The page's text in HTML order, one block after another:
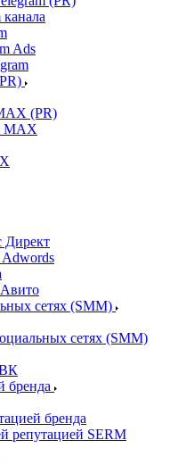
Ads
(PR)
MAX
Директ
Adwords
сетях (SMM)
сетях (SMM)
бренда
бренда
репутацией SERM